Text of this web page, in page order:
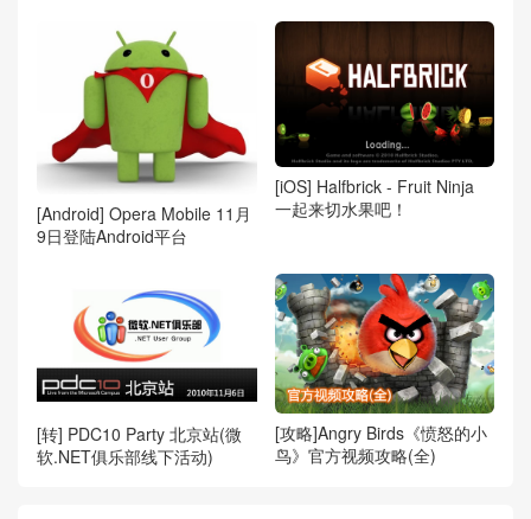
[Android] Opera Mobile 11月
9日登陆Android平台
[iOS] Halfbrick - Fruit Ninja
一起来切水果吧！
[转] PDC10 Party 北京站(微
软.NET俱乐部线下活动)
[攻略]Angry Birds《愤怒的小
鸟》官方视频攻略(全)